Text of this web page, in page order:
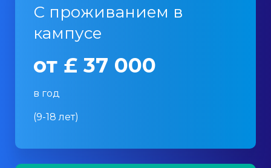
С проживанием в
кампусе
от £ 37 000
в год
(9-18 лет)